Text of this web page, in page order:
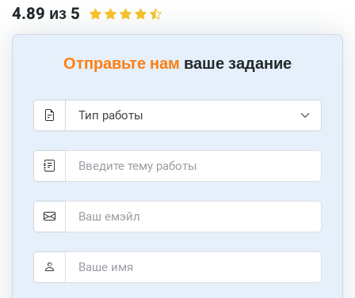
4.89 из 5
Отправьте нам ваше задание